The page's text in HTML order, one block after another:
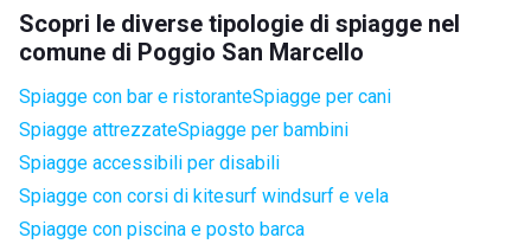
Scopri le diverse tipologie di spiagge nel
comune di Poggio San Marcello
Spiagge con bar e ristoranteSpiagge per cani
Spiagge attrezzateSpiagge per bambini
Spiagge accessibili per disabili
Spiagge con corsi di kitesurf windsurf e vela
Spiagge con piscina e posto barca